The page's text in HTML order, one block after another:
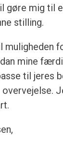
gøre mig til
stilling.
muligheden
mine
til jeres